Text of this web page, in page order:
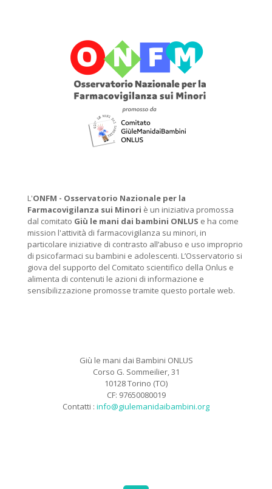
L'ONFM - Osservatorio Nazionale per la
Farmacovigilanza sui Minori è un iniziativa promossa
dal comitato Giù le mani dai bambini ONLUS e ha come
mission l'attività di farmacovigilanza su minori, in
particolare iniziative di contrasto all’abuso e uso improprio
di psicofarmaci su bambini e adolescenti. L’Osservatorio si
giova del supporto del Comitato scientifico della Onlus e
alimenta di contenuti le azioni di informazione e
sensibilizzazione promosse tramite questo portale web.
Giù le mani dai Bambini ONLUS
Corso G. Sommeilier, 31
10128 Torino (TO)
CF: 97650080019
Contatti : info@giulemanidaibambini.org